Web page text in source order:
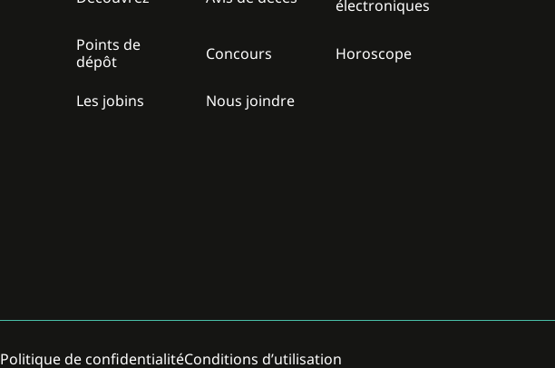
électroniques
Points de
dépôt
Concours Horoscope
Les jobins Nous joindre
Politique de confidentialitéConditions d’utilisation